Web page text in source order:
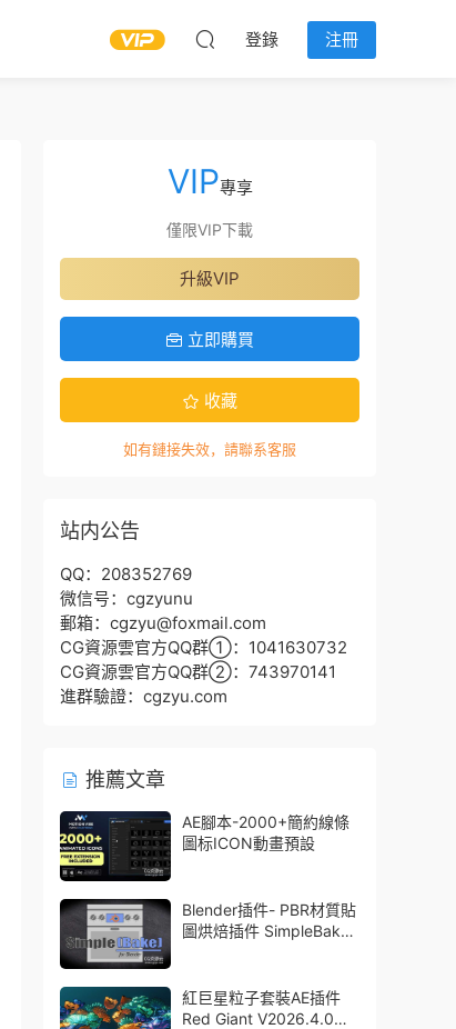
登錄 注冊
VIP專享
僅限VIP下載
升級VIP
立即購買
收藏
如有鏈接失效，請聯系客服
站内公告
QQ：208352769
微信号：cgzyunu
郵箱：cgzyu@foxmail.com
CG資源雲官方QQ群①：1041630732
CG資源雲官方QQ群②：743970141
進群驗證：cgzyu.com
推薦文章
AE腳本-2000+簡約線條
圖标ICON動畫預設
Blender插件- PBR材質貼
圖烘焙插件 SimpleBake
紅巨星粒子套裝AE插件
Red Giant V2026.4.0